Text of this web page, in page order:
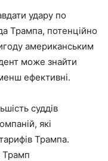
удару по
Трампа, потенційно
американським
може знайти
ефективні.
суддів
які
Трампа.
Трамп